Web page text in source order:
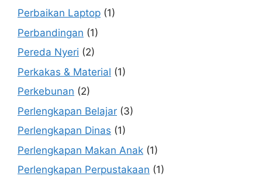
Perbaikan Laptop (1)
Perbandingan (1)
Pereda Nyeri (2)
Perkakas & Material (1)
Perkebunan (2)
Perlengkapan Belajar (3)
Perlengkapan Dinas (1)
Perlengkapan Makan Anak (1)
Perlengkapan Perpustakaan (1)